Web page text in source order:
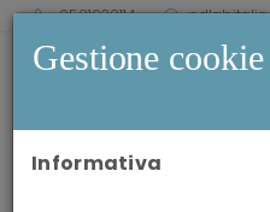
0521238114
Gestione cookie
Informativa